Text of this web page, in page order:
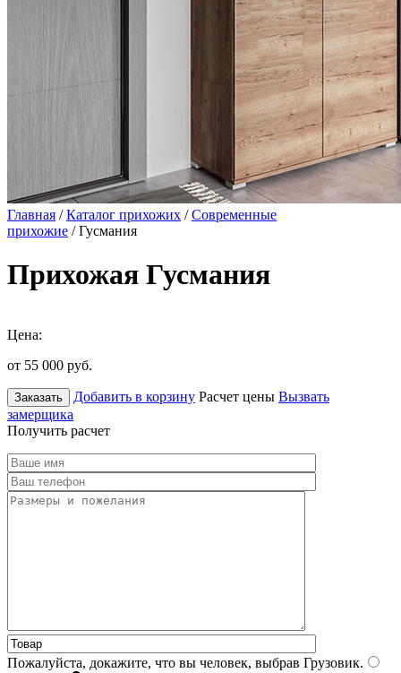
Главная /Каталог прихожих /Современные
прихожие / Гусмания
Прихожая Гусмания
Цена:
от 55 000 руб.
Заказать Добавить в корзину Расчет цены Вызвать
замерщика
Получить расчет
Пожалуйста, докажите, что вы человек, выбрав Грузовик.